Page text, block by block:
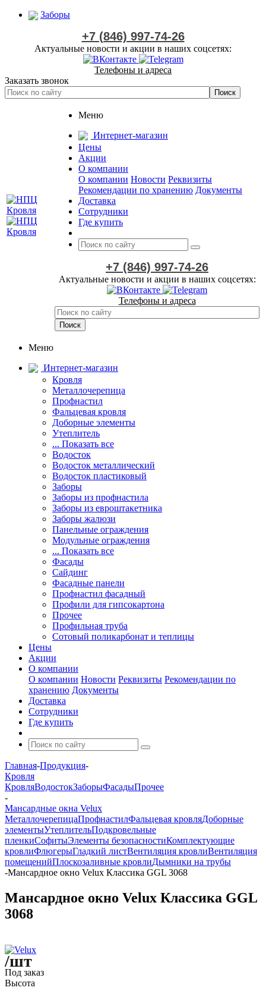
Заборы
+7 (846) 997-74-26
Актуальные новости и акции в наших соцсетях:
Телефоны и адреса
Заказать звонок
Меню
Интернет-магазин
Цены
Акции
О компании
О компании Новости Реквизиты
Рекомендации по хранению Документы
Доставка
Сотрудники
Где купить
+7 (846) 997-74-26
Актуальные новости и акции в наших соцсетях:
Телефоны и адреса
Меню
Интернет-магазин
Кровля
Металлочерепица
Профнастил
Фальцевая кровля
Доборные элементы
Утеплитель
... Показать все
Водосток
Водосток металлический
Водосток пластиковый
Заборы
Заборы из профнастила
Заборы из евроштакетника
Заборы жалюзи
Панельные ограждения
Модульные ограждения
... Показать все
Фасады
Сайдинг
Фасадные панели
Профнастил фасадный
Профили для гипсокартона
Прочее
Профильная труба
Сотовый поликарбонат и теплицы
Цены
Акции
О компании
О компании Новости Реквизиты Рекомендации по
хранению Документы
Доставка
Сотрудники
Где купить
Главная-Продукция-
Кровля
КровляВодостокЗаборыФасадыПрочее
-
Мансардные окна Velux
МеталлочерепицаПрофнастилФальцевая кровляДоборные
элементыУтеплительПодкровельные
пленкиСофитыЭлементы безопасностиКомплектующие
кровлиФлюгерыГладкий листВентиляция кровлиВентиляция
помещенийПлоскозаливные кровлиДымники на трубы
-Мансардное окно Velux Классика GGL 3068
Мансардное окно Velux Классика GGL
3068
/шт
Под заказ
Высота